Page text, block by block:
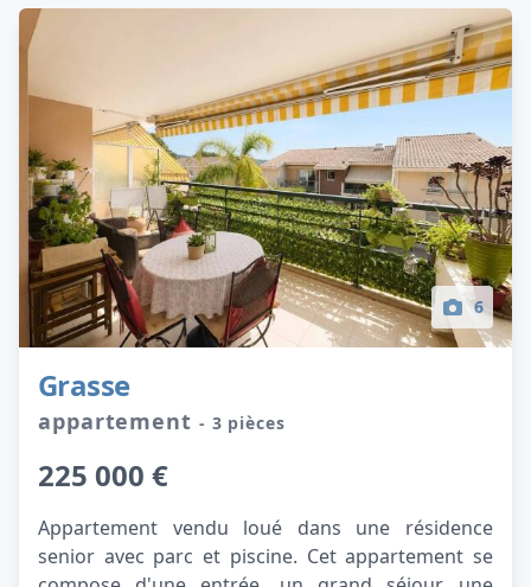
6
Grasse
appartement - 3 pièces
225 000 €
Appartement vendu loué dans une résidence
senior avec parc et piscine. Cet appartement se